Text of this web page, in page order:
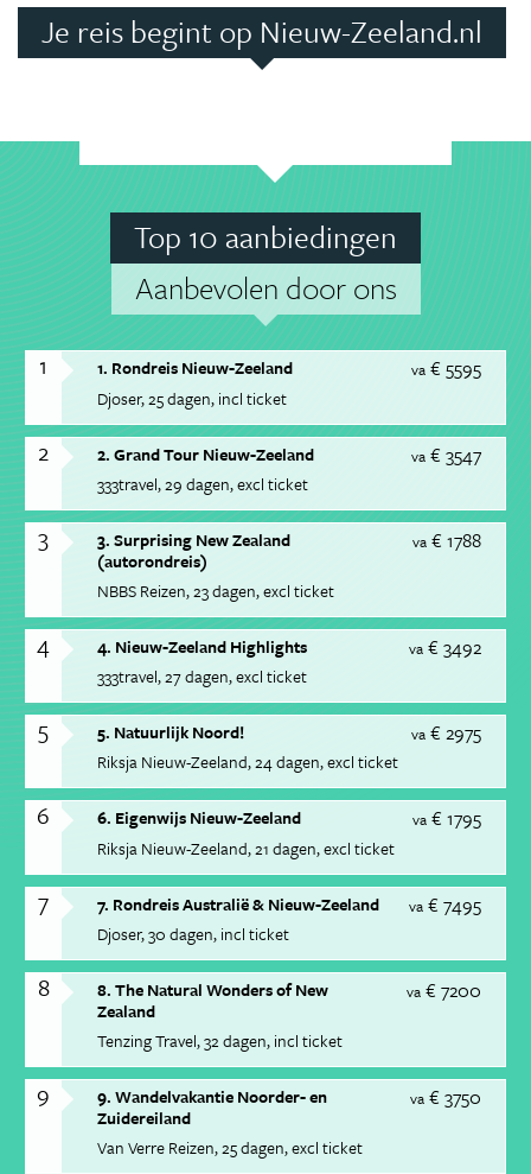
Je reis begint op Nieuw-Zeeland.nl
Top 10 aanbiedingen
Aanbevolen door ons
1 va € 5595
1. Rondreis Nieuw-Zeeland
Djoser 25 dagen incl ticket
2 va € 3547
2. Grand Tour Nieuw-Zeeland
333travel 29 dagen excl ticket
3 va € 1788
3. Surprising New Zealand
(autorondreis)
NBBS Reizen 23 dagen excl ticket
4 va € 3492
4. Nieuw-Zeeland Highlights
333travel 27 dagen excl ticket
5 va € 2975
5. Natuurlijk Noord!
Riksja Nieuw-Zeeland 24 dagen excl ticket
6 va € 1795
6. Eigenwijs Nieuw-Zeeland
Riksja Nieuw-Zeeland 21 dagen excl ticket
7 va € 7495
7. Rondreis Australië & Nieuw-Zeeland
Djoser 30 dagen incl ticket
8 va € 7200
8. The Natural Wonders of New
Zealand
Tenzing Travel 32 dagen incl ticket
9 va € 3750
9. Wandelvakantie Noorder- en
Zuidereiland
Van Verre Reizen 25 dagen excl ticket